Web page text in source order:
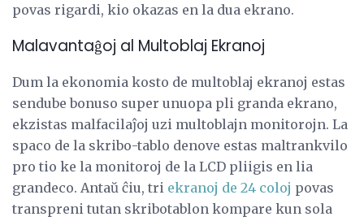
povas rigardi, kio okazas en la dua ekrano.
Malavantaĝoj al Multoblaj Ekranoj
Dum la ekonomia kosto de multoblaj ekranoj estas
sendube bonuso super unuopa pli granda ekrano,
ekzistas malfacilaĵoj uzi multoblajn monitorojn. La
spaco de la skribo-tablo denove estas maltrankvilo
pro tio ke la monitoroj de la LCD pliigis en lia
grandeco. Antaŭ ĉiu, tri ekranoj de 24 coloj povas
transpreni tutan skribotablon kompare kun sola